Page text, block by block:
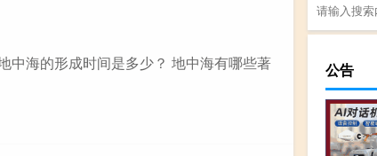
中海的形成时间是多少？ 地中海有哪些著
公告